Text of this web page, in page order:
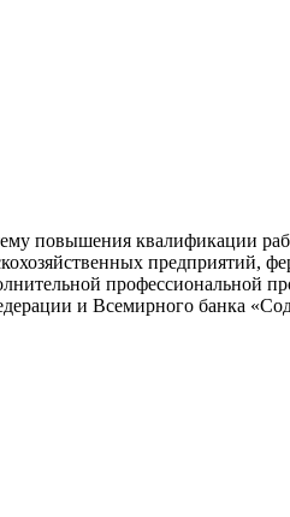
повышения квалификации
предприятий,
профессиональной
и Всемирного банка